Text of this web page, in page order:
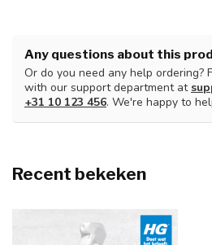
Any questions about this
Or do you need any help ordering?
with our support department at
+31 10 123 456. We're happy to
Recent bekeken